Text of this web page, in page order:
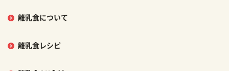
離乳食について
離乳食レシピ